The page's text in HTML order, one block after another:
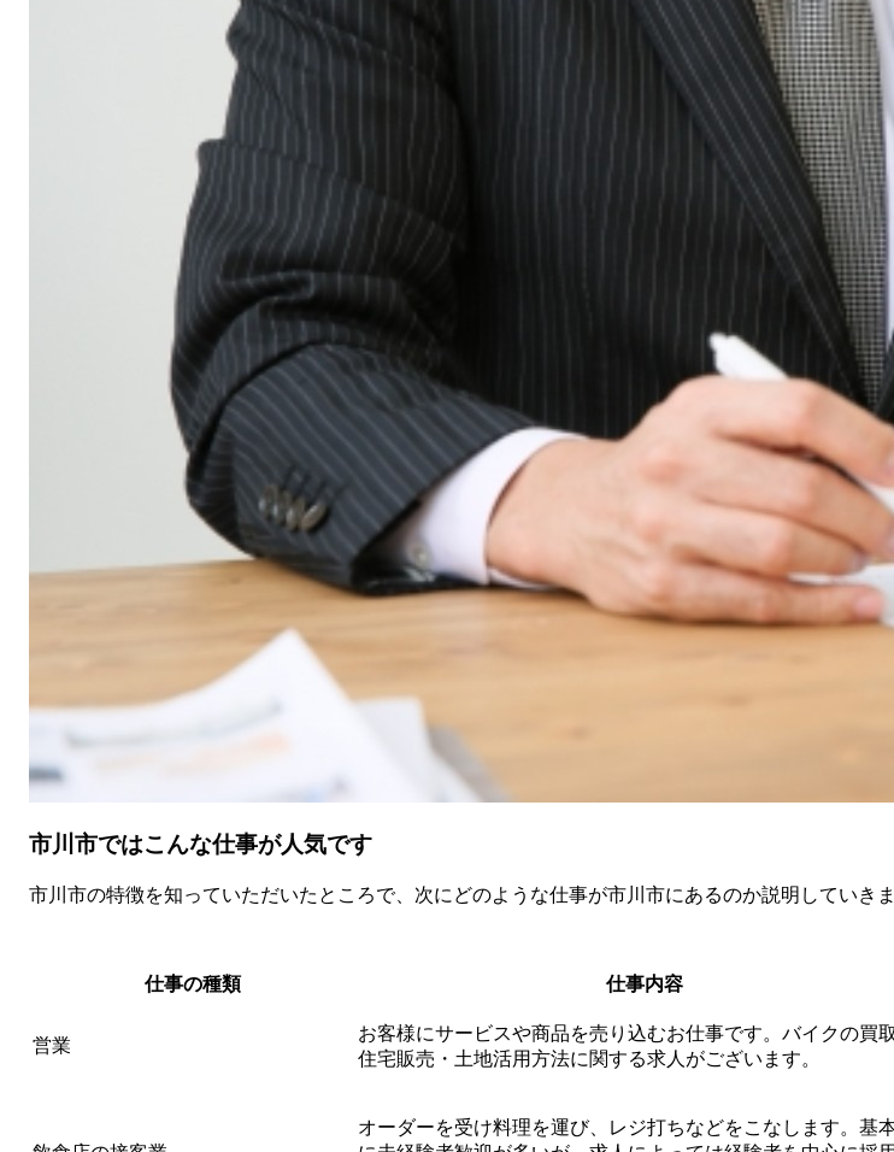
市川市ではこんな仕事が人気です
市川市の特徴を知っていただいたところで、次にどのような仕事が市川市にあるのか説明していきま
仕事の種類 仕事内容
営業
お客様にサービスや商品を売り込むお仕事です。バイクの買
住宅販売・土地活用方法に関する求人がございます。
オーダーを受け料理を運び、レジ打ちなどをこなします。基